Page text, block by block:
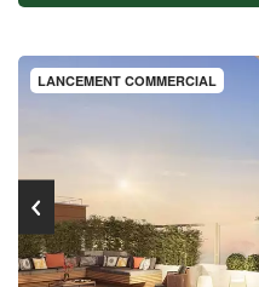
LANCEMENT COMMERCIAL